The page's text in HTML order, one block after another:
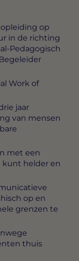
op
in de richting
Pedagogisch
Work of
jaar
van mensen
met een
kunt helder en
op en
grenzen te
thuis